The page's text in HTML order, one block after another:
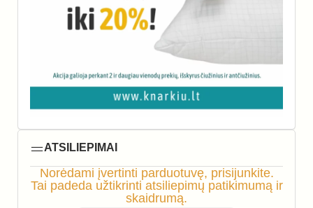
ATSILIEPIMAI
Norėdami įvertinti parduotuvę, prisijunkite.
Tai padeda užtikrinti atsiliepimų patikimumą ir
skaidrumą.